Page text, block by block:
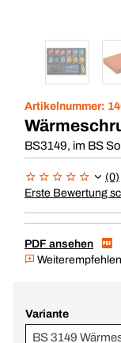
Artikelnummer:
BS3149, im BS
(0)
Erste Bewertung
PDF ansehen
Weiterempfehlen
Variante
BS 3149